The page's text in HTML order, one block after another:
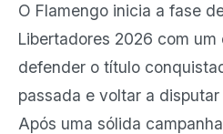
O Flamengo inicia a fase
Libertadores 2026 com um
defender o título
passada e voltar a
Após uma sólida